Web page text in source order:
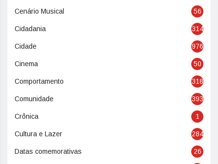
Cenário Musical 56
Cidadania 314
Cidade 976
Cinema 50
Comportamento 318
Comunidade 393
Crônica 1
Cultura e Lazer 284
Datas comemorativas 26